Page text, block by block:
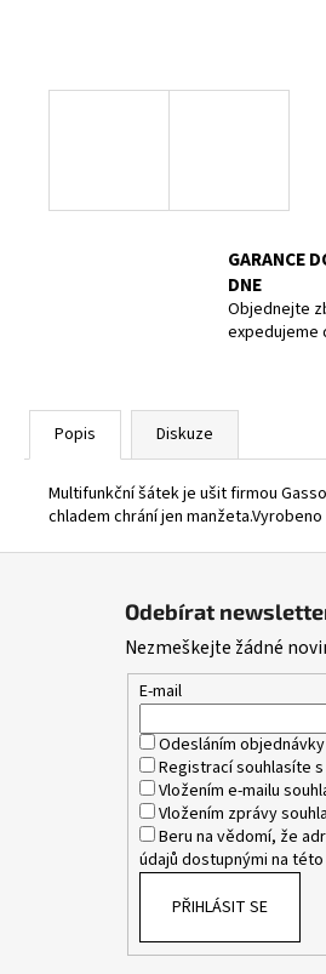
GARANCE
DNE
Objednejte
expedujeme
Popis Diskuze
Multifunkční šátek je ušit firmou
chladem chrání jen
Odebírat
Nezmeškejte žádné
E-mail
Odesláním
Registrací souhlasíte s
Vložením e-mailu
Vložením zprávy
Beru na vědomí, že
údajů dostupnými na
PŘIHLÁSIT SE